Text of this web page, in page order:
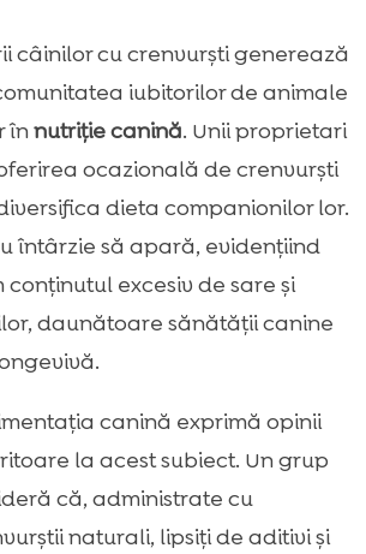
câinilor cu crenvurști generează
iubitorilor de animale
înnutriție canină. Unii proprietari
ocazională de crenvurști
dieta companionilor lor.
întârzie să apară, evidențiind
excesiv de sare și
daunătoare sănătății canine
canină exprimă opinii
la acest subiect. Un grup
că, administrate cu
naturali, lipsiți de aditivi și